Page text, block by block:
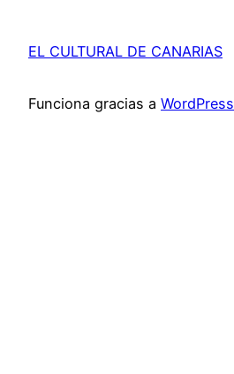
EL CULTURAL DE CANARIAS
Funciona gracias a WordPress